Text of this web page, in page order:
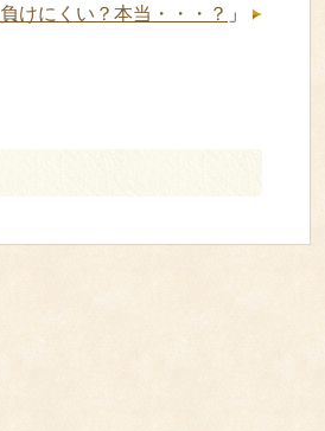
けにくい？本当・・・？ 」